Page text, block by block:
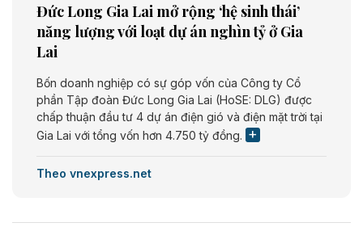
Đức Long Gia Lai mở rộng ‘hệ sinh thái’
năng lượng với loạt dự án nghìn tỷ ở Gia
Lai
Bốn doanh nghiệp có sự góp vốn của Công ty Cổ
phần Tập đoàn Đức Long Gia Lai (HoSE: DLG) được
chấp thuận đầu tư 4 dự án điện gió và điện mặt trời tại
Gia Lai với tổng vốn hơn 4.750 tỷ đồng.
Theo vnexpress.net